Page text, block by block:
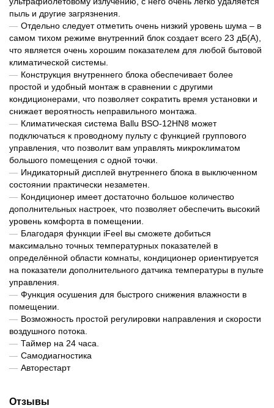
пыль и другие загрязнения.
Отдельно следует отметить очень низкий уровень шума – в
самом тихом режиме внутренний блок создает всего 23 дБ(А),
что является очень хорошим показателем для любой бытовой
климатической системы.
Конструкция внутреннего блока обеспечивает более
простой и удобный монтаж в сравнении с другими
кондиционерами, что позволяет сократить время установки и
снижает вероятность неправильного монтажа.
Климатическая система Ballu BSO-12HN8 может
подключаться к проводному пульту с функцией группового
управления, что позволит вам управлять микроклиматом
большого помещения с одной точки.
Индикаторный дисплей внутреннего блока в выключенном
состоянии практически незаметен.
Кондиционер имеет достаточно большое количество
дополнительных настроек, что позволяет обеспечить высокий
уровень комфорта в помещении.
Благодаря функции iFeel вы сможете добиться
максимально точных температурных показателей в
определённой области комнаты, кондиционер ориентируется
на показатели дополнительного датчика температуры в пульте
управления.
Функция осушения для быстрого снижения влажности в
помещении.
Возможность простой регулировки направления и скорости
воздушного потока.
Таймер на 24 часа.
Самодиагностика
Авторестарт
Отзывы